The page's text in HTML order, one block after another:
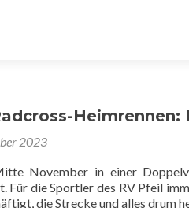
2023
November in einer
die Sportler des RV Pfeil
die Strecke und alles drum